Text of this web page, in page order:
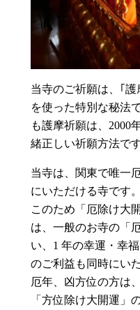
当寺のご祈願は、｢
を使った特別な秘法
も護摩祈願は、2000
緒正しい祈願方法です
当寺は、関東で唯一
にいただける寺です。
このため「厄除け大
は、一般のお寺の「
い、1 年の幸運・幸
のご利益も同時にい
厄年、凶方位の方は
「方位除け大開運」